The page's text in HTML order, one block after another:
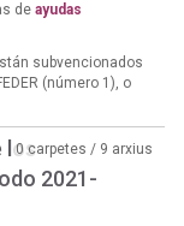
de ayudas
subvencionados
(número 1), o
los
2021-
0 carpetes / 9 arxius